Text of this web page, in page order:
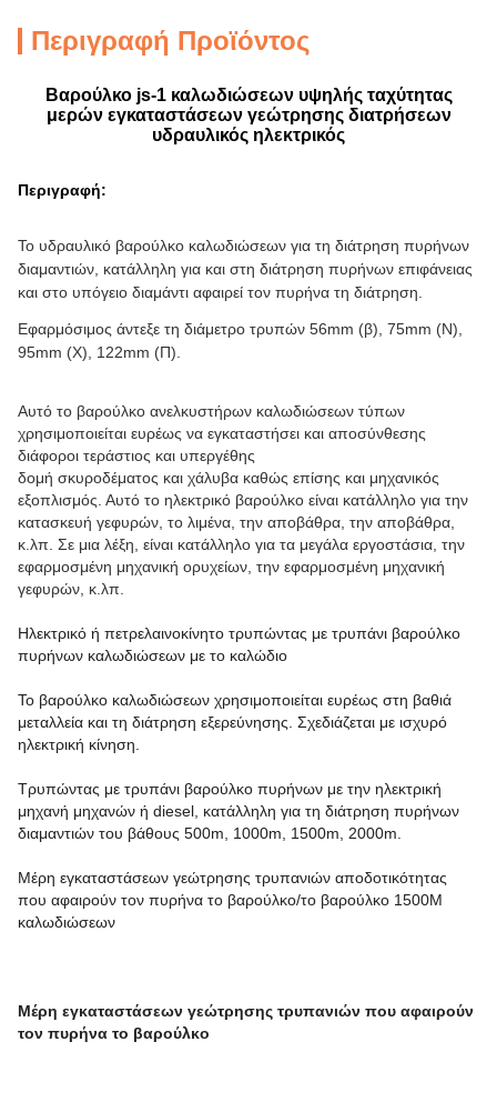
Περιγραφή Προϊόντος
Βαρούλκο js-1 καλωδιώσεων υψηλής ταχύτητας
μερών εγκαταστάσεων γεώτρησης διατρήσεων
υδραυλικός ηλεκτρικός
Περιγραφή:
Το υδραυλικό βαρούλκο καλωδιώσεων για τη διάτρηση πυρήνων
διαμαντιών, κατάλληλη για και στη διάτρηση πυρήνων επιφάνειας
και στο υπόγειο διαμάντι αφαιρεί τον πυρήνα τη διάτρηση.
Εφαρμόσιμος άντεξε τη διάμετρο τρυπών 56mm (β), 75mm (Ν),
95mm (Χ), 122mm (Π).
Αυτό το βαρούλκο ανελκυστήρων καλωδιώσεων τύπων
χρησιμοποιείται ευρέως να εγκαταστήσει και αποσύνθεσης
διάφοροι τεράστιος και υπεργέθης
δομή σκυροδέματος και χάλυβα καθώς επίσης και μηχανικός
εξοπλισμός. Αυτό το ηλεκτρικό βαρούλκο είναι κατάλληλο για την
κατασκευή γεφυρών, το λιμένα, την αποβάθρα, την αποβάθρα,
κ.λπ. Σε μια λέξη, είναι κατάλληλο για τα μεγάλα εργοστάσια, την
εφαρμοσμένη μηχανική ορυχείων, την εφαρμοσμένη μηχανική
γεφυρών, κ.λπ.
Ηλεκτρικό ή πετρελαινοκίνητο τρυπώντας με τρυπάνι βαρούλκο
πυρήνων καλωδιώσεων με το καλώδιο
Το βαρούλκο καλωδιώσεων χρησιμοποιείται ευρέως στη βαθιά
μεταλλεία και τη διάτρηση εξερεύνησης. Σχεδιάζεται με ισχυρό
ηλεκτρική κίνηση.
Τρυπώντας με τρυπάνι βαρούλκο πυρήνων με την ηλεκτρική
μηχανή μηχανών ή diesel, κατάλληλη για τη διάτρηση πυρήνων
διαμαντιών του βάθους 500m, 1000m, 1500m, 2000m.
Μέρη εγκαταστάσεων γεώτρησης τρυπανιών αποδοτικότητας
που αφαιρούν τον πυρήνα το βαρούλκο/το βαρούλκο 1500M
καλωδιώσεων
Μέρη εγκαταστάσεων γεώτρησης τρυπανιών που αφαιρούν
τον πυρήνα το βαρούλκο